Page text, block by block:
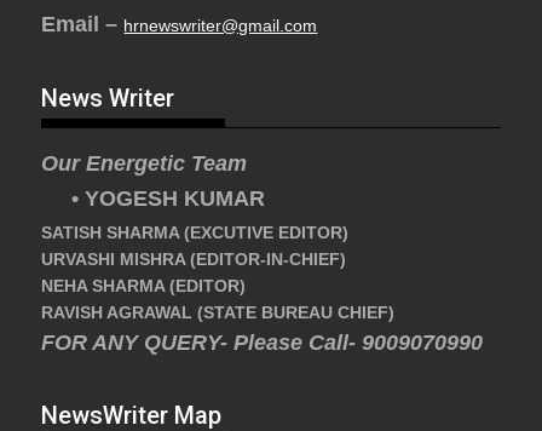
Email – hrnewswriter@gmail.com
News Writer
Our Energetic Team
• YOGESH KUMAR
SATISH SHARMA (EXCUTIVE EDITOR)
URVASHI MISHRA (EDITOR-IN-CHIEF)
NEHA SHARMA (EDITOR)
RAVISH AGRAWAL (STATE BUREAU CHIEF)
FOR ANY QUERY- Please Call- 9009070990
NewsWriter Map